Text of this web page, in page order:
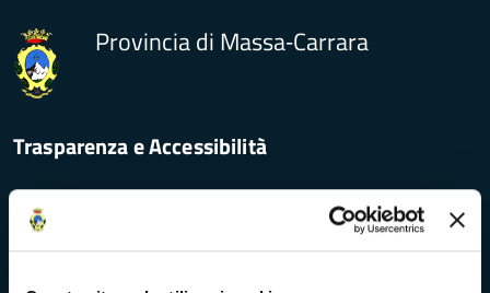
Provincia di Massa‑Carrara
Trasparenza e Accessibilità
Amministrazione Trasparente